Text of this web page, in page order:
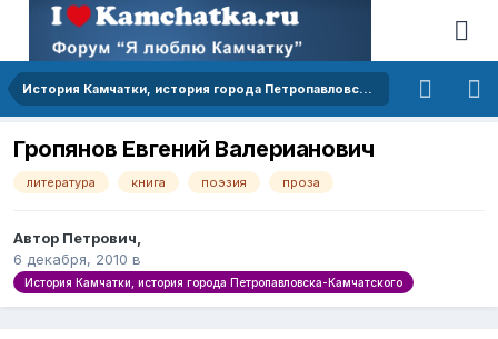
История Камчатки, история города Петропавловска-Камчатского
Гропянов Евгений Валерианович
литература книга поэзия проза
Автор Петрович,
6 декабря, 2010 в
История Камчатки, история города Петропавловска-Камчатского